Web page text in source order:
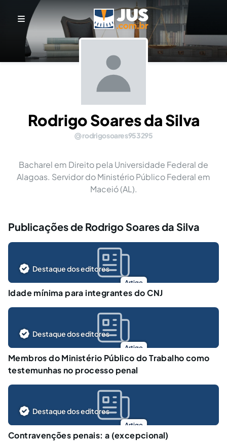
Rodrigo Soares da Silva
rodrigosoares953295
Bacharel em Direito pela Universidade Federal de
Alagoas. Servidor do Ministério Público Federal em
Maceió (AL).
Publicações de Rodrigo Soares da Silva
Artigo
Destaque dos editores
Idade mínima para integrantes do CNJ
Artigo
Destaque dos editores
Membros do Ministério Público do Trabalho como
testemunhas no processo penal
Artigo
Destaque dos editores
Contravenções penais: a (excepcional)